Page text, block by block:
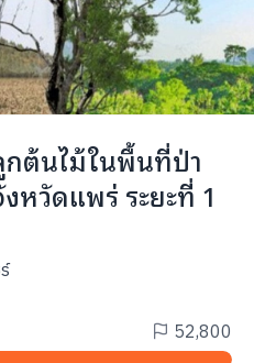
ต้นไม้ในพื้นที่ป่า
หวัดแพร่ ระยะที่ 1
52,800